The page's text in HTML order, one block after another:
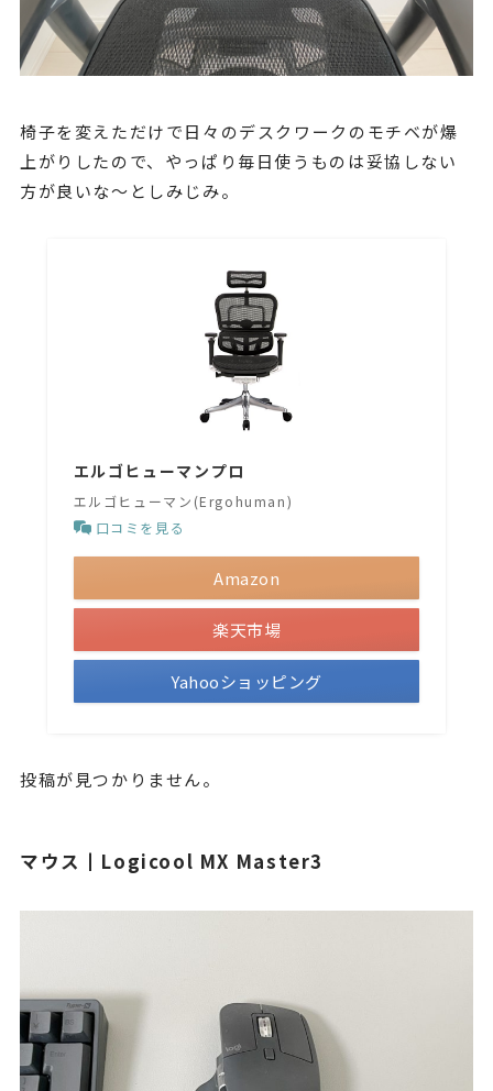
椅子を変えただけで日々のデスクワークのモチベが爆
上がりしたので、やっぱり毎日使うものは妥協しない
方が良いな〜としみじみ。
エルゴヒューマンプロ
エルゴヒューマン(Ergohuman)
口コミを見る
Amazon
楽天市場
Yahooショッピング
投稿が見つかりません。
マウス┃Logicool MX Master3